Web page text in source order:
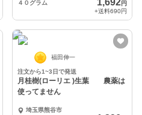
４０グラム
1,692円
+送料690円
福田伸一
注文から1~3日で発送
月桂樹(ローリエ )生葉 農薬は
使ってません
埼玉県熊谷市